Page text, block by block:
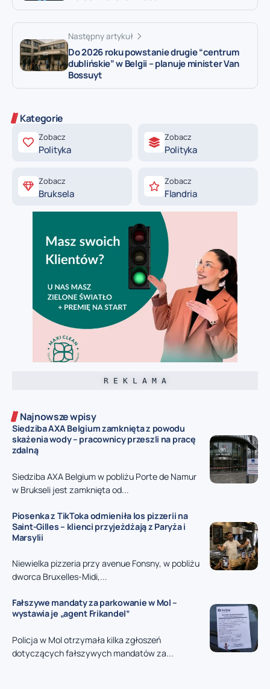
Następny artykuł
Do 2026 roku powstanie drugie “centrum
dublińskie” w Belgii – planuje minister Van
Bossuyt
Kategorie
Zobacz
Polityka
Zobacz
Polityka
Zobacz
Bruksela
Zobacz
Flandria
R E K L A M A
Najnowsze wpisy
Siedziba AXA Belgium zamknięta z powodu
skażenia wody – pracownicy przeszli na pracę
zdalną
Siedziba AXA Belgium w pobliżu Porte de Namur
w Brukseli jest zamknięta od...
Piosenka z TikToka odmieniła los pizzerii na
Saint-Gilles – klienci przyjeżdżają z Paryża i
Marsylii
Niewielka pizzeria przy avenue Fonsny, w pobliżu
dworca Bruxelles-Midi,...
Fałszywe mandaty za parkowanie w Mol –
wystawia je „agent Frikandel”
Policja w Mol otrzymała kilka zgłoszeń
dotyczących fałszywych mandatów za...